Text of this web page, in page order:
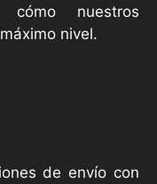
cómo nuestros
nivel.
de envío con